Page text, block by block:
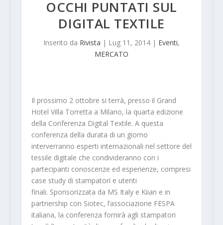
OCCHI PUNTATI SUL
DIGITAL TEXTILE
Inserito da Rivista | Lug 11, 2014| Eventi,
MERCATO
Il prossimo 2 ottobre si terrà, presso il Grand
Hotel Villa Torretta a Milano, la quarta edizione
della Conferenza Digital Textile. A questa
conferenza della durata di un giorno
interverranno esperti internazionali nel settore del
tessile digitale che condivideranno con i
partecipanti conoscenze ed esperienze, compresi
case study di stampatori e utenti
finali. Sponsorizzata da MS Italy e Kiian e in
partnership con Siotec, l’associazione FESPA
italiana, la conferenza fornirà agli stampatori